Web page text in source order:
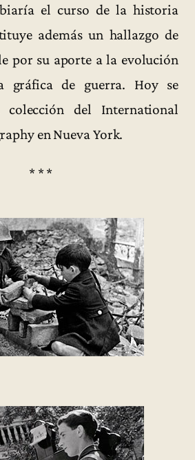
el curso de la historia
además un hallazgo de
por su aporte a la evolución
gráfica de guerra. Hoy se
del International
en Nueva York.
* * *